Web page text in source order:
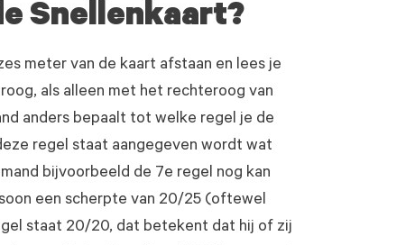
Snellenkaart?
meter van de kaart afstaan en lees je
als alleen met het rechteroog van
anders bepaalt tot welke regel je de
regel staat aangegeven wordt wat
bijvoorbeeld de 7e regel nog kan
een scherpte van 20/25 (oftewel
staat 20/20, dat betekent dat hij of zij